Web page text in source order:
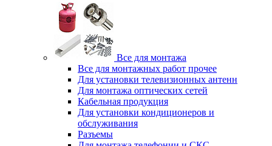
Все для монтажа
Все для монтажных работ прочее
Для установки телевизионных антенн
Для монтажа оптических сетей
Кабельная продукция
Для установки кондиционеров и
обслуживания
Разъемы